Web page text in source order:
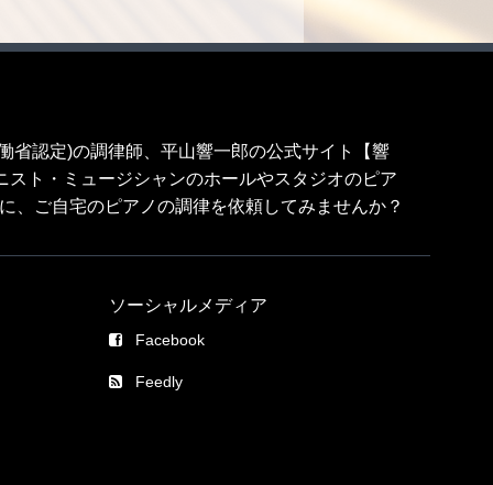
省認定)の調律師、平山響一郎の公式サイト【響
スト・ミュージシャンのホールやスタジオのピア
、ご自宅のピアノの調律を依頼してみませんか？
ソーシャルメディア
Facebook
Feedly